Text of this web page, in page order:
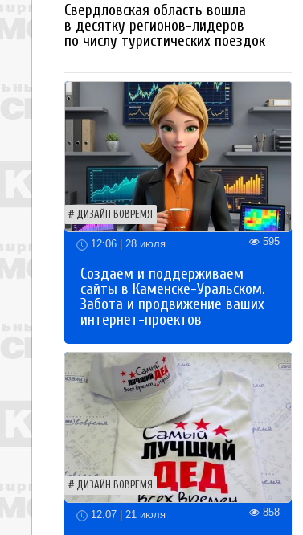
Свердловская область вошла
в десятку регионов-лидеров
по числу туристических поездок
ДИЗАЙН ВОВРЕМЯ
12:06 | 28 июля 595
Создаем и поддерживаем
сайты в Каменске-Уральском.
Забота и продвижение ваших
интернет-проектов
ДИЗАЙН ВОВРЕМЯ
12:07 | 21 июля 858